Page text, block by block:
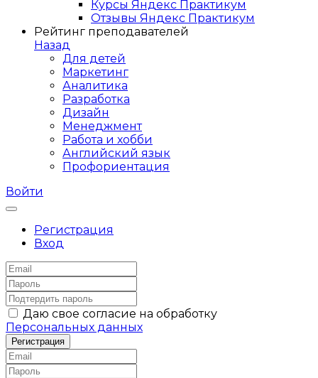
Курсы Яндекс Практикум
Отзывы Яндекс Практикум
Рейтинг преподавателей
Назад
Для детей
Маркетинг
Аналитика
Разработка
Дизайн
Менеджмент
Работа и хобби
Английский язык
Профориентация
Войти
Регистрация
Вход
Даю свое согласие на обработку
Персональных данных